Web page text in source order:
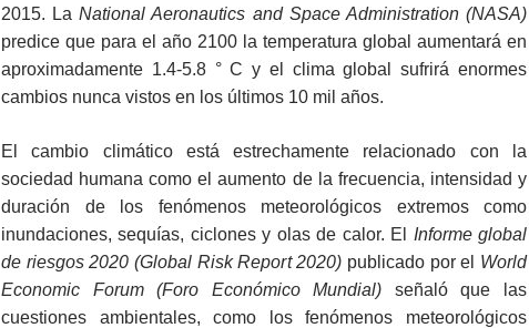
2015. LaNational Aeronautics and Space Administration (NASA)
predice que para el año 2100 la temperatura global aumentará en
aproximadamente 1.4-5.8 ° C y el clima global sufrirá enormes
cambios nunca vistos en los últimos 10 mil años.
El cambio climático está estrechamente relacionado con la
sociedad humana como el aumento de la frecuencia, intensidad y
duración de los fenómenos meteorológicos extremos como
inundaciones, sequías, ciclones y olas de calor. El Informe global
de riesgos 2020 (Global Risk Report 2020) publicado por el World
Economic Forum
(Foro Económico Mundial) señaló que las
cuestiones ambientales, como los fenómenos meteorológicos